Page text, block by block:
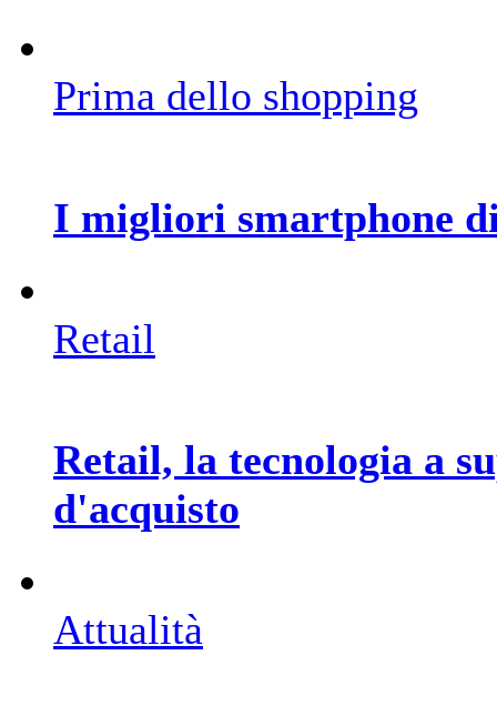
Prima dello shopping
I migliori smartphone
Retail
Retail, la tecnologia a
d'acquisto
Attualità